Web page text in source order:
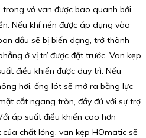
vỏ van được bao quanh bởi
Nếu khí nén được áp dụng vào
đầu sẽ bị biến dạng, trở thành
ở vị trí được đặt trước. Van kẹp
điều khiển được duy trì. Nếu
hơi, ống lót sẽ mở ra bằng lực
cắt ngang tròn, đầy đủ với sự trợ
áp suất điều khiển cao hơn
chất lỏng, van kẹp HOmatic sẽ